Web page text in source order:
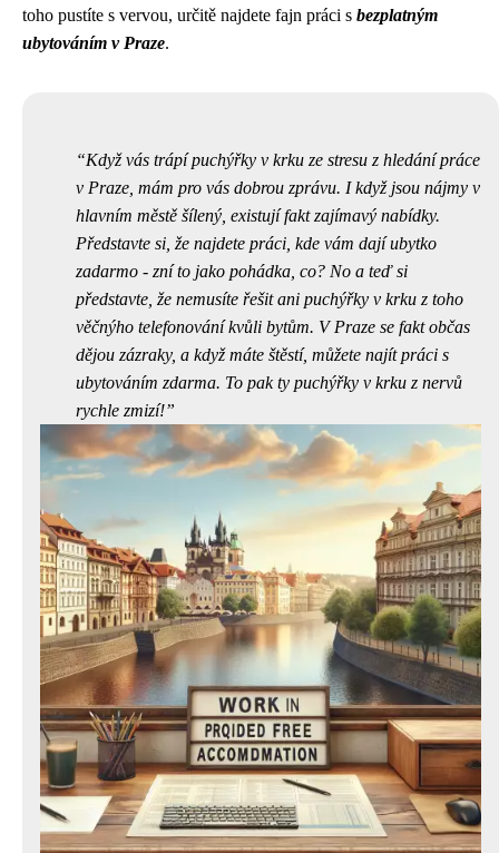
toho pustíte s vervou, určitě najdete fajn práci s bezplatným
ubytováním v Praze.
Když vás trápípuchýřky v krku ze stresu z hledání práce
v Praze, mám pro vás dobrou zprávu. I když jsou nájmy v
hlavním městě šílený, existují fakt zajímavý nabídky.
Představte si, že najdete práci, kde vám dají ubytko
zadarmo - zní to jako pohádka, co? No a teď si
představte, že nemusíte řešit ani puchýřky v krku z toho
věčnýho telefonování kvůli bytům. V Praze se fakt občas
dějou zázraky, a když máte štěstí, můžete najít práci s
ubytováním zdarma. To pak ty puchýřky v krku z nervů
rychle zmizí!